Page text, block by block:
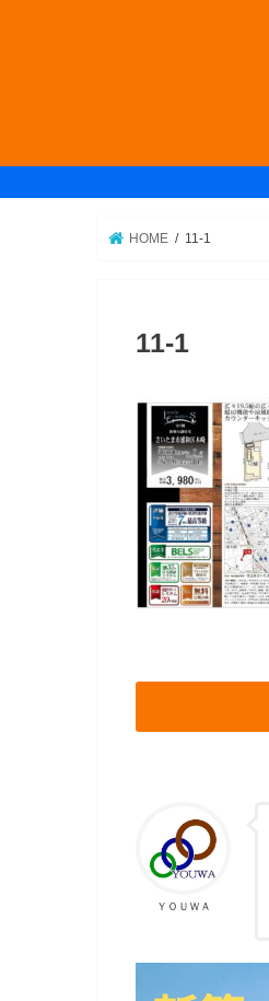
HOME 11-1
11-1
ＹＯＵＷＡ